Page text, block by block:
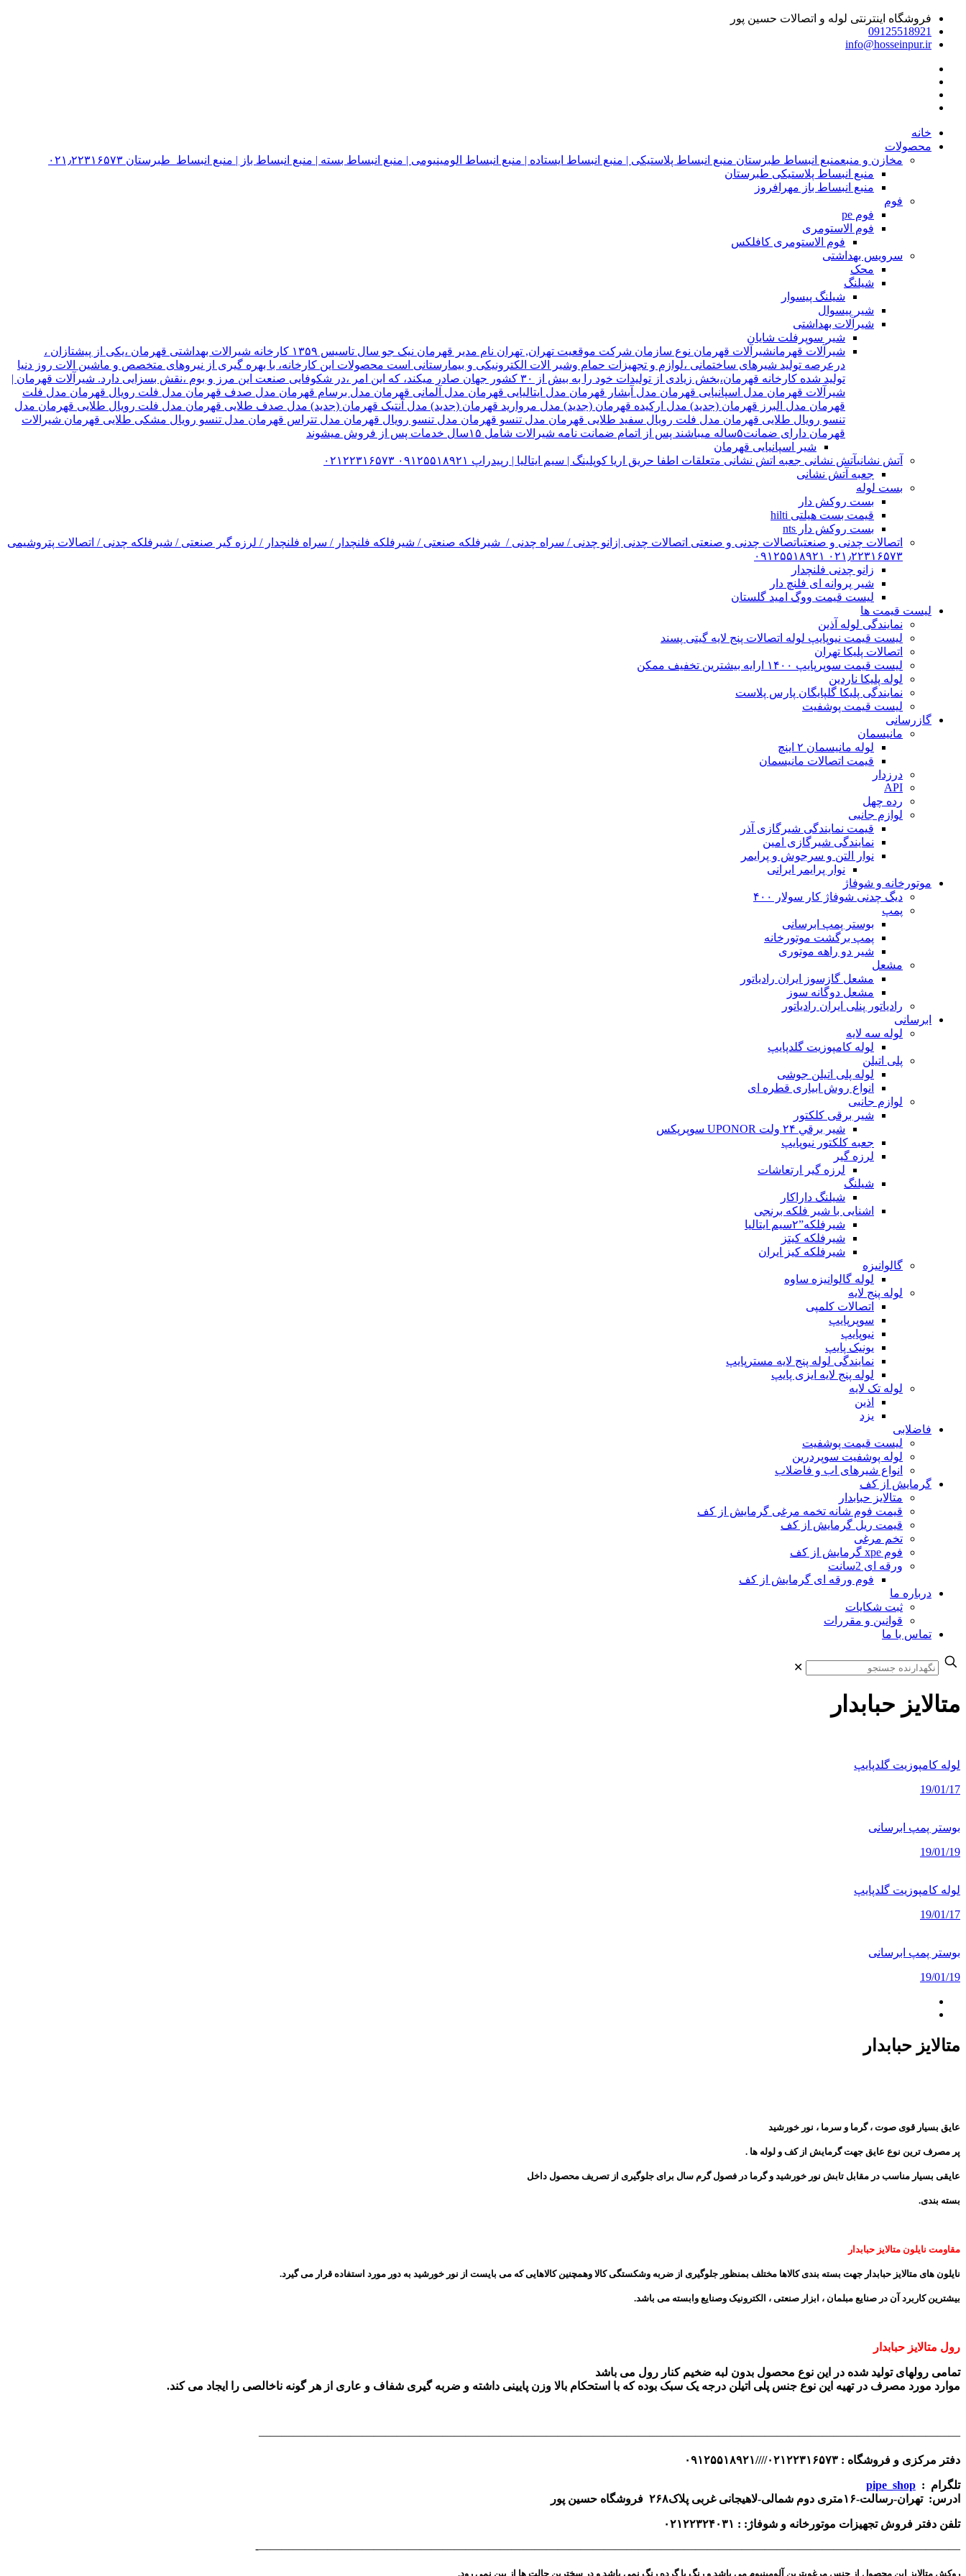
فروشگاه اینترنتی لوله و اتصالات حسین پور
09125518921
info@hosseinpur.ir
خانه
محصولات
مخازن و منبعمنبع انبساط طبرستان منبع انبساط پلاستیکی | منبع انبساط ایستاده | منبع انبساط الومینیومی | منبع انبساط بسته | منبع انبساط باز | منبع انبساط طبرستان ۰۲۱٫۲۲۳۱۶۵۷۳
منبع انبساط پلاستیکی طبرستان
منبع انبساط باز مهرافروز
فوم
فوم pe
فوم الاستومری
فوم الاستومری کافلکس
سرویس بهداشتی
محک
شیلنگ
شیلنگ پیسوار
شیر پیسوال
شیرآلات بهداشتی
شیر سوپرفلت شایان
شیرآلات قهرمان
شیرآلات قهرمان نوع سازمان شرکت موقعیت تهران, تهران نام مدیر قهرمان نیک جو سال تاسیس ۱۳۵۹ کارخانه شیرالات بهداشتی قهرمان ،یکی از پیشتازان ،
درعرصه تولید شیرهای ساختمانی ،لوازم و تجهیزات حمام وشیر الات الکترونیکی و بیمارستانی است محصولات این کارخانه، با بهره گیری از نیروهای متخصص و ماشین الات روز دنیا
تولید شده کارخانه قهرمان،بخش زیادی از تولیدات خود را به بیش از ۳۰ کشور جهان صادر میکند، که این امر ،در شکوفایی صنعت این مرز و بوم ،نقش بسزایی دارد. شیرآلات قهرمان |
شیرآلات قهرمان مدل اسپانیایی قهرمان مدل آبشار قهرمان مدل ایتالیایی قهرمان مدل آلمانی قهرمان مدل برسام قهرمان مدل صدف قهرمان مدل فلت رویال قهرمان مدل فلت
قهرمان مدل البرز قهرمان (جدید) مدل ارکیده قهرمان (جدید) مدل مروارید قهرمان (جدید) مدل آنتیک قهرمان (جدید) مدل صدف طلایی قهرمان مدل فلت رویال طلایی قهرمان مدل
تنسو رویال طلایی قهرمان مدل فلت رویال سفید طلایی قهرمان مدل تنسو قهرمان مدل تنسو رویال قهرمان مدل تتراس قهرمان مدل تنسو رویال مشکی طلایی قهرمان شیرالات
قهرمان دارای ضمانت۵ساله میباشند پس از اتمام ضمانت نامه شیرالات شامل ۱۵سال خدمات پس از فروش میشوند
شیر اسپانیایی قهرمان
آتش نشانیآتش نشانی جعبه اتش نشانی متعلقات اطفا حریق اریا کوپلینگ | سیم ایتالیا | رپیدراپ ۰۹۱۲۵۵۱۸۹۲۱ ۰۲۱۲۲۳۱۶۵۷۳
جعبه آتش نشانی
بست لوله
بست روکش دار
قیمت بست هیلتی hilti
بست روکش دار nts
اتصالات چدنی و صنعتیاتصالات چدنی و صنعتی اتصالات چدنی |زانو چدنی / سراه چدنی / شیرفلکه صنعتی / شیرفلکه فلنچدار / سراه فلنچدار / لرزه گیر صنعتی / شیرفلکه چدنی / اتصالات پتروشیمی
۰۲۱٫۲۲۳۱۶۵۷۳ ۰۹۱۲۵۵۱۸۹۲۱
زانو چدنی فلنچدار
شیر پروانه ای فلنچ دار
لیست قیمت ووگ امید گلستان
لیست قیمت ها
نمایندگی لوله آذین
لیست قیمت نیوپایپ لوله اتصالات پنج لایه گیتی پسند
اتصالات پلیکا تهران
لیست قیمت سوپرپایپ ۱۴۰۰ ارایه بیشترین تخفیف ممکن
لوله پلیکا ناردین
نمایندگی پلیکا گلپایگان پارس پلاست
لیست قیمت پوشفیت
گازرسانی
مانیسمان
لوله مانیسمان ۲ اینچ
قیمت اتصالات مانیسمان
درزدار
API
رده چهل
لوازم جانبی
قیمت نمایندگی شیرگازی آذر
نمایندگی شیرگازی امین
نوار التن و سرجوش و پرایمر
نوار پرایمر ایرانی
موتورخانه و شوفاژ
دیگ چدنی شوفاژ کار سولار ۴۰۰
پمپ
بوستر پمپ ابرسانی
پمپ برگشت موتورخانه
شیر دو راهه موتوری
مشعل
مشعل گازسوز ایران رادیاتور
مشعل دوگانه سوز
رادیاتور پنلی ایران رادیاتور
ابرسانی
لوله سه لایه
لوله کامپوزیت گلدپایپ
پلی اتیلن
لوله پلی اتیلن جوشی
انواع روش ابیاری قطره ای
لوازم جانبی
شیر برقی کلکتور
شير برقي ۲۴ ولت UPONOR سوپرپکس
جعبه کلکتور نیوپایپ
لرزه گیر
لرزه گیر ارتعاشات
شیلنگ
شیلنگ داراکار
اشنایی با شیر فلکه برنجی
شیرفلکه”۲سیم ایتالیا
شیرفلکه کیتز
شیرفلکه کیز ایران
گالوانیزه
لوله گالوانیزه ساوه
لوله پنج لایه
اتصالات کلمپی
سوپرپایپ
نیوپایپ
یونیک پایپ
نمایندگی لوله پنج لایه مسترپایپ
لوله پنج لایه ایزی پایپ
لوله تک لایه
اذین
یزد
فاضلابی
لیست قیمت پوشفیت
لوله پوشفیت سوپردرین
انواع شیرهای اب و فاضلاب
گرمایش از کف
متالایز حبابدار
قیمت فوم شانه تخمه مرغی گرمایش از کف
قیمت ریل گرمایش از کف
تخم مرغی
فوم xpe گرمایش از کف
ورقه ای 2سانت
فوم ورقه ای گرمایش از کف
درباره ما
ثبت شکایات
قوانین و مقررات
تماس با ما
✕
متالایز حبابدار
لوله کامپوزیت گلدپایپ
19/01/17
بوستر پمپ ابرسانی
19/01/19
لوله کامپوزیت گلدپایپ
19/01/17
بوستر پمپ ابرسانی
19/01/19
متالایز حبابدار
عایق بسیار قوی صوت ، گرما و سرما ، نور خورشید
پر مصرف ترین نوع عایق جهت گرمایش از کف و لوله ها .
عایقی بسیار مناسب در مقابل تابش نور خورشید و گرما در فصول گرم سال برای جلوگیری از تصریف محصول داخل
بسته بندی.
مقاومت نایلون متالایز حبابدار
نایلون های متالایز حبابدار جهت بسته بندی کالاها مختلف بمنظور جلوگیری از ضربه وشکستگی کالا وهمچنین کالاهایی که می بایست از نور خورشید به دور مورد استفاده قرار می گیرد.
بیشترین کاربرد آن در صنایع مبلمان ، ابزار صنعتی ، الکترونیک وصنایع وابسته می باشد.
رول متالایز حبابدار
تمامی رولهای تولید شده در این نوع محصول بدون لبه ضخیم کنار رول می باشد
موارد مورد مصرف در تهیه این نوع جنس پلی اتیلن درجه یک سبک بوده که با استحکام بالا وزن پایینی داشته و ضربه گیری شفاف و عاری از هر گونه ناخالصی را ایجاد می کند.
—————————————————————————————————————————————————————————————
دفتر مرکزی و فروشگاه : ۰۲۱۲۲۳۱۶۵۷۳////۰۹۱۲۵۵۱۸۹۲۱
تلگرام : pipe_shop
ادرس: تهران-رسالت-۱۶متری دوم شمالی-لاهیجانی غربی پلاک۲۶۸ فروشگاه حسین پور
تلفن دفتر فروش تجهیزات موتورخانه و شوفاژ: : ۰۲۱۲۲۳۲۴۰۳۱
—————————————————————————————————————————————————————————————-
روکش متالایز این محصول از جنس مرغوبترین آلومینیوم می باشد و رنگ یا گرده رنگ نمی باشد و در سخترین حالت ها از بین نمی رود.